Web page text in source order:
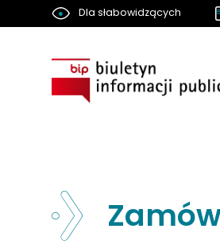
Dla słabowidzących